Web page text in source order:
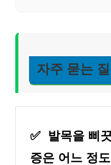
자주 묻는
✅
발목을 삐
증은 어느 정